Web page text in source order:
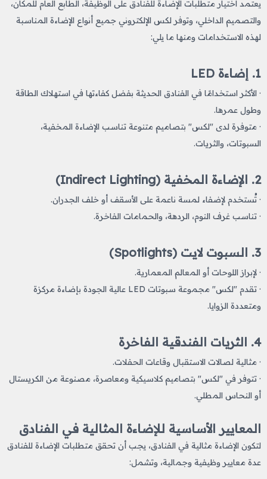
يعتمد اختيار متطلبات الإضاءة للفنادق على الوظيفة، الطابع العام للمكان،
والتصميم الداخلي، وتوفر لكس الإلكتروني جميع أنواع الإضاءة المناسبة
لهذه الاستخدامات ومنها ما يلي:
1. إضاءة LED
· الأكثر استخدامًا في الفنادق الحديثة بفضل كفاءتها في استهلاك الطاقة
وطول عمرها.
· متوفرة لدى "لكس" بتصاميم متنوعة تناسب الإضاءة المخفية،
السبوتات، والثريات.
2. الإضاءة المخفية (Indirect Lighting)
· تُستخدم لإضفاء لمسة ناعمة على الأسقف أو خلف الجدران.
· تناسب غرف النوم، الردهة، والحمامات الفاخرة.
3. السبوت لايت (Spotlights)
· لإبراز اللوحات أو المعالم المعمارية.
· تقدم "لكس" مجموعة سبوتات LED عالية الجودة بإضاءة مركزة
ومتعددة الزوايا.
4. الثريات الفندقية الفاخرة
· مثالية لصالات الاستقبال وقاعات الحفلات.
· تتوفر في "لكس" بتصاميم كلاسيكية ومعاصرة، مصنوعة من الكريستال
أو النحاس المطلي.
المعايير الأساسية للإضاءة المثالية في الفنادق
لتكون الإضاءة مثالية في الفنادق، يجب أن تحقق متطلبات الإضاءة للفنادق
عدة معايير وظيفية وجمالية، وتشمل: